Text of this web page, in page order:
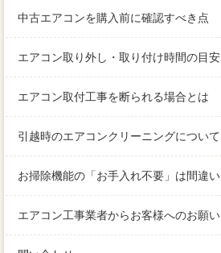
中古エアコンを購入前に確認すべき点
エアコン取り外し・取り付け時間の目安
エアコン取付工事を断られる場合とは
引越時のエアコンクリーニングについて
お掃除機能の「お手入れ不要」は間違い
エアコン工事業者からお客様へのお願い